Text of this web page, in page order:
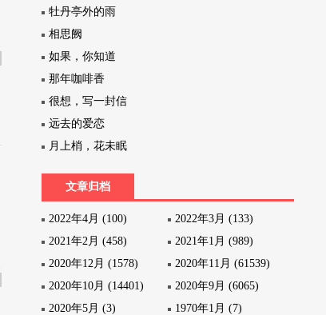
牡丹亭外的雨
相思阙
如果，你知道
那年咖啡香
很想，写一封信
远去的爱恋
月上梢，花未眠
文章归档
2022年4月 (100)
2022年3月 (133)
2021年2月 (458)
2021年1月 (989)
2020年12月 (1578)
2020年11月 (61539)
2020年10月 (14401)
2020年9月 (6065)
2020年5月 (3)
1970年1月 (7)